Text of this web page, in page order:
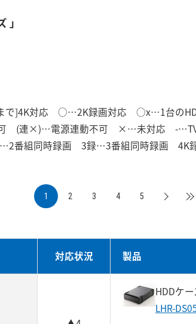
」
]4K対応 ○…2K録画対応 ○x…1台の
可 (連×)…電源連動不可 ×…未対応 -
…2番組同時録画 3録…3番組同時録画 4K
1 2 3 4 5
対応状況 製品
HDDケー
LHR-